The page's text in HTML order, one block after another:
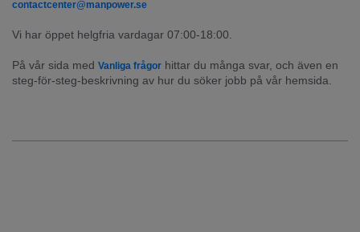
contactcenter@manpower.se
Vi har öppet helgfria vardagar 07:00-18:00.
På vår sida med Vanliga frågor hittar du många svar, och även en
steg-för-steg-beskrivning av hur du söker jobb på vår hemsida.